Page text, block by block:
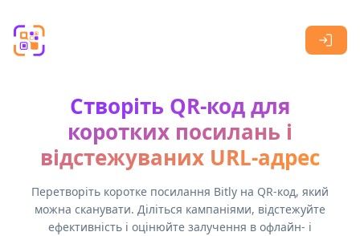
Створіть QR-код для
коротких посилань і
відстежуваних URL-адрес
Перетворіть коротке посилання Bitly на QR-код, який
можна сканувати. Діліться кампаніями, відстежуйте
ефективність і оцінюйте залучення в офлайн- і